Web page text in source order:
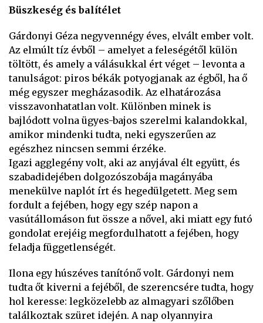
Büszkeség és balítélet
Gárdonyi Géza negyvennégy éves, elvált ember volt.
Az elmúlt tíz évből – amelyet a feleségétől külön
töltött, és amely a válásukkal ért véget – levonta a
tanulságot: piros békák potyogjanak az égből, ha ő
még egyszer megházasodik. Az elhatározása
visszavonhatatlan volt. Különben minek is
bajlódott volna ügyes-bajos szerelmi kalandokkal,
amikor mindenki tudta, neki egyszerűen az
egészhez nincsen semmi érzéke.
Igazi agglegény volt, aki az anyjával élt együtt, és
szabadidejében dolgozószobája magányába
menekülve naplót írt és hegedülgetett. Meg sem
fordult a fejében, hogy egy szép napon a
vasútállomáson fut össze a nővel, aki miatt egy futó
gondolat erejéig megfordulhatott a fejében, hogy
feladja függetlenségét.
Ilona egy húszéves tanítónő volt. Gárdonyi nem
tudta őt kiverni a fejéből, de szerencsére tudta, hogy
hol keresse: legközelebb az almagyari szőlőben
találkoztak szüret idején. A nap olyannyira